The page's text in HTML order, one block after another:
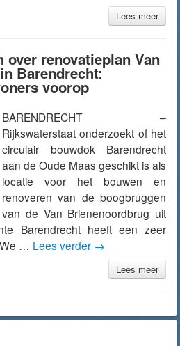
Lees meer
over renovatieplan Van
Barendrecht:
voorop
BARENDRECHT –
Rijkswaterstaat onderzoekt of het
circulair bouwdok Barendrecht
aan de Oude Maas geschikt is als
locatie voor het bouwen en
renoveren van de boogbruggen
van de Van Brienenoordbrug uit
Barendrecht heeft een zeer
… Lees verder →
Lees meer